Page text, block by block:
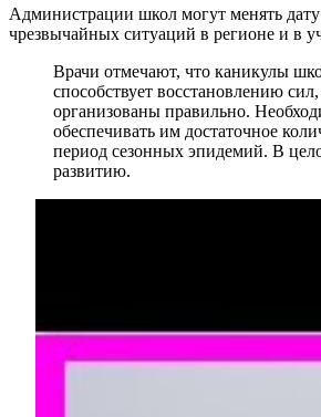
Администрации школ могут менять
чрезвычайных ситуаций в регионе и в
Врачи отмечают, что каникулы
способствует восстановлению
организованы правильно.
обеспечивать им достаточное
период сезонных эпидемий. В
развитию.